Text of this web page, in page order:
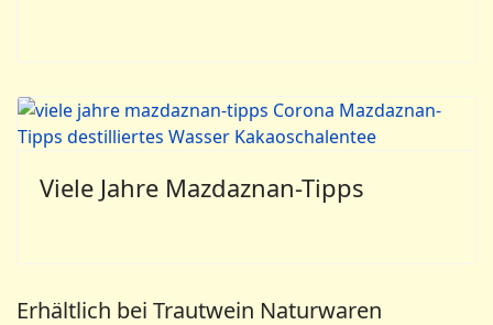
Viele Jahre Mazdaznan-Tipps
Erhältlich bei Trautwein Naturwaren